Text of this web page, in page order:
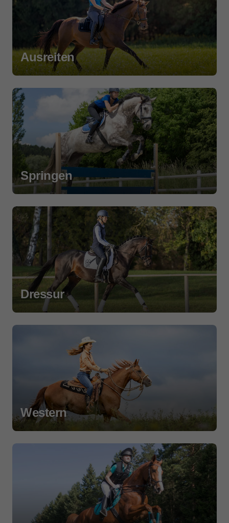
Ausreiten
Springen
Dressur
Western